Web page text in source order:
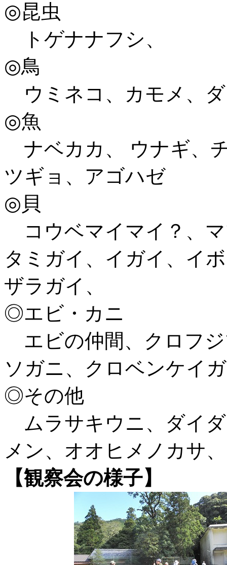
◎昆虫
トゲナナフシ、
◎鳥
ウミネコ、カモメ、
◎魚
ナベカカ、 ウナギ、
ツギョ、アゴハゼ
◎貝
コウベマイマイ？、
タミガイ、イガイ、イ
ザラガイ、
◎エビ・カニ
エビの仲間、クロフ
ソガニ、クロベンケ
◎その他
ムラサキウニ、ダイ
メン、オオヒメノカサ、
【観察会の様子】